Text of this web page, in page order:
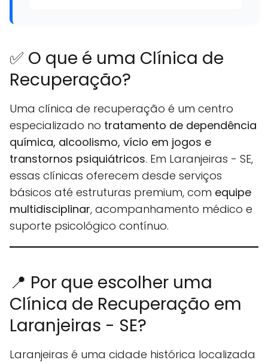
✅ O que é uma Clínica de
Recuperação?
Uma clínica de recuperação é um centro
especializado no tratamento de dependência
química, alcoolismo, vício em jogos e
transtornos psiquiátricos. Em Laranjeiras - SE,
essas clínicas oferecem desde serviços
básicos até estruturas premium, com equipe
multidisciplinar, acompanhamento médico e
suporte psicológico contínuo.
📍 Por que escolher uma
Clínica de Recuperação em
Laranjeiras - SE?
Laranjeiras é uma cidade histórica localizada